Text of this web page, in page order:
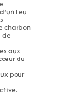
lieu
charbon
de
aux
du
pour